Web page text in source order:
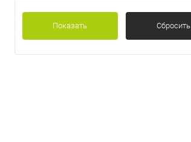
Показать Сбросить